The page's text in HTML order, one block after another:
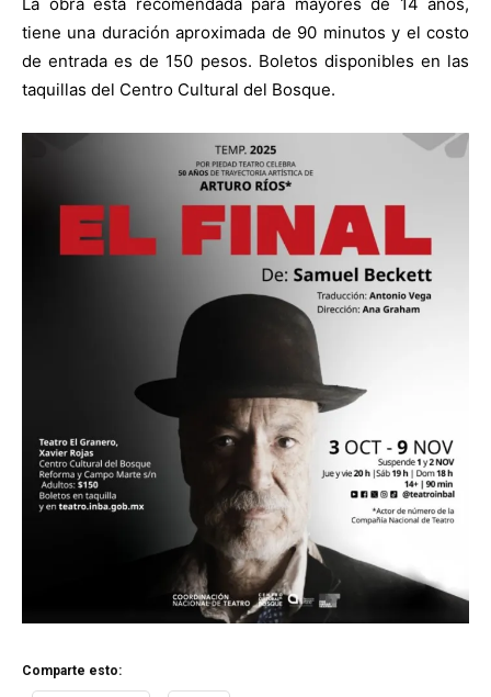
tiene una duración aproximada de 90 minutos y el costo
de entrada es de 150 pesos. Boletos disponibles en las
taquillas del Centro Cultural del Bosque.
Comparte esto: